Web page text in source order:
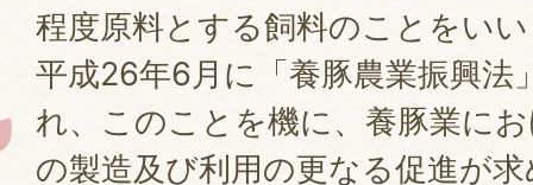
程度原料とする飼料のことをい
平成26年6月に「養豚農業振興法
れ、このことを機に、養豚業に
の製造及び利用の更なる促進が